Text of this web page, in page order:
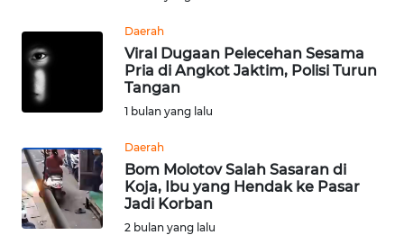
Daerah
Viral Dugaan Pelecehan Sesama
Pria di Angkot Jaktim, Polisi Turun
Tangan
1 bulan yang lalu
Daerah
Bom Molotov Salah Sasaran di
Koja, Ibu yang Hendak ke Pasar
Jadi Korban
2 bulan yang lalu
IKLAN
TENTANG
PEDOMAN
MEDIA
SIBER